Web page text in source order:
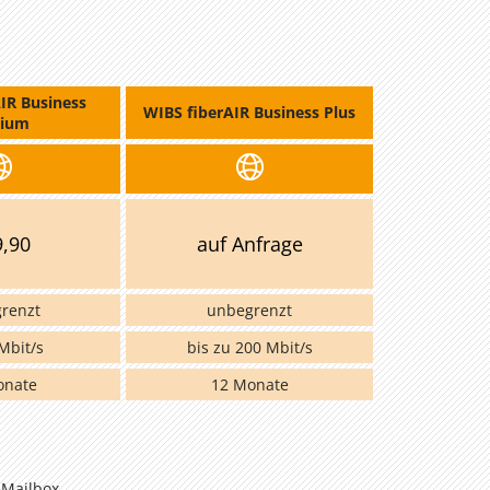
Business
WIBS fiberAIR Business Plus
auf Anfrage
unbegrenzt
s
bis zu 200 Mbit/s
12 Monate